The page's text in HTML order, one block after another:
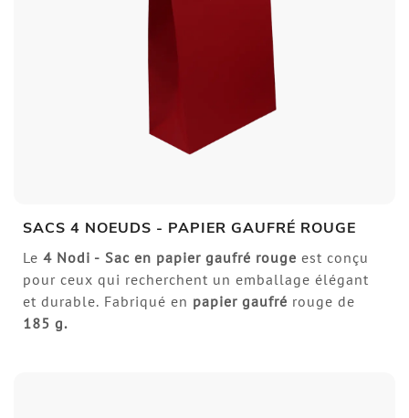
SACS 4 NOEUDS - PAPIER GAUFRÉ ROUGE
Le 4 Nodi - Sac en papier gaufré rouge est conçu
pour ceux qui recherchent un emballage élégant
et durable. Fabriqué en papier gaufré rouge de
185 g.